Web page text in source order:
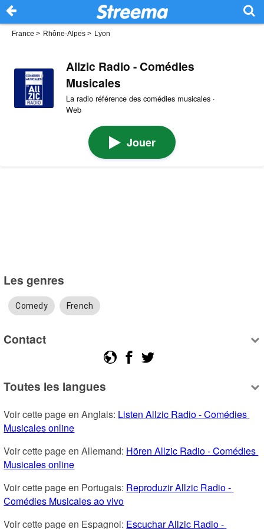
France > Rhône-Alpes > Lyon
Allzic Radio - Comédies
Musicales
La radio référence des comédies musicales ·
Web
Jouer
Les genres
Comedy French
Contact
Toutes les langues
Voir cette page en Anglais: Listen Allzic Radio - Comédies
Musicales online
Voir cette page en Allemand: Hören Allzic Radio - Comédies
Musicales online
Voir cette page en Portugais: Reproduzir Allzic Radio -
Comédies Musicales ao vivo
Voir cette page en Espagnol: Escuchar Allzic Radio -